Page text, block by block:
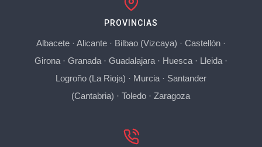
PROVINCIAS
Albacete· Alicante· Bilbao (Vizcaya) · Castellón·
Girona· Granada· Guadalajara· Huesca· Lleida·
Logroño (La Rioja) · Murcia· Santander
(Cantabria) ·Toledo ·Zaragoza